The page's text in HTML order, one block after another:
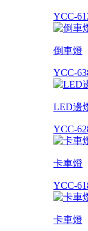
YCC-
倒車燈
YCC-
LED邊
YCC-
卡車燈
YCC-
卡車燈